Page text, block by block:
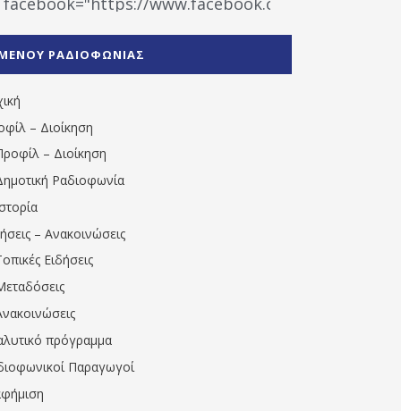
1531194763766854/" artist="" ]
ΡΑΔΙΟΦΩΝΙΑΣ
– Διοίκηση
– Διοίκηση
Ραδιοφωνία
– Ανακοινώσεις
Ειδήσεις
πρόγραμμα
Παραγωγοί